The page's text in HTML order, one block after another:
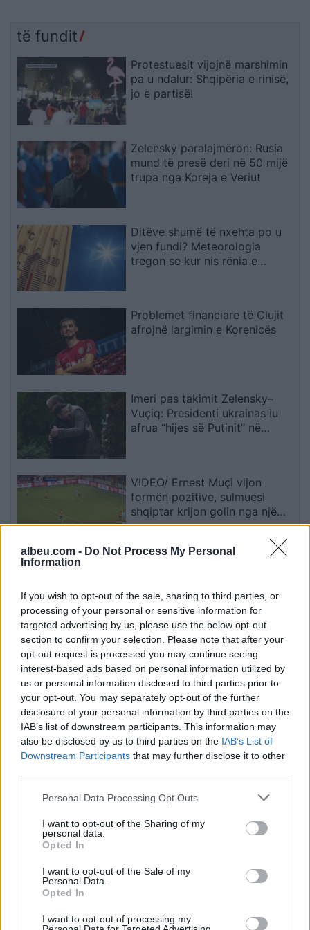
albeu.com - Do Not Process My Personal
Information
If you wish to opt-out of the sale, sharing to third parties, or
processing of your personal or sensitive information for
targeted advertising by us, please use the below opt-out
section to confirm your selection. Please note that after your
opt-out request is processed you may continue seeing
interest-based ads based on personal information utilized by
us or personal information disclosed to third parties prior to
your opt-out. You may separately opt-out of the further
disclosure of your personal information by third parties on the
IAB’s list of downstream participants. This information may
also be disclosed by us to third parties on the IAB’s List of
Downstream Participants that may further disclose it to other
Personal Data Processing Opt Outs
I want to opt-out of the Sharing of my
personal data.
Opted In
I want to opt-out of the Sale of my
Personal Data.
Opted In
I want to opt-out of processing my
të fundit
Protestuesit vijojnë marshimin
pa u ndalur: Shqipëria e rinisë,
jo e partisë!
Zelensky paralajmëron: Rusia
mund të presë deri në 50 mijë
trupa nga Koreja e Veriut
Ditëve shumë të nxehta po u
vjen fundi? Meteorologia
tregon se kur nis rënia e
Problemet financiare të Clujit
afrojnë largimin e Korenicës
Imeri pas takimit Zelensky–
Vuçiq: Presidenti ukrainas iu
afrua “hijes së Putinit” në
VIDEO/ Ernest Muçi vijon
formën pozitive, sulmuesi
shqiptar krijon golin nga një
pozicion i vështirë
Bulevard: “Nesër më shumë!”
Esim for Global
Esim for USA|Esim for Italy| Esim for Spain|Esim